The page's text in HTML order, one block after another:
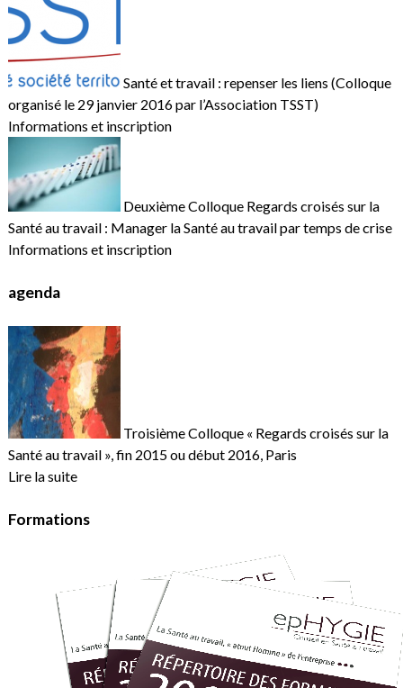
Santé et travail : repenser les liens (Colloque
organisé le 29 janvier 2016 par l’Association TSST)
Informations et inscription
Deuxième Colloque Regards croisés sur la
Santé au travail : Manager la Santé au travail par temps de crise
Informations et inscription
agenda
Troisième Colloque « Regards croisés sur la
Santé au travail », fin 2015 ou début 2016, Paris
Lire la suite
Formations